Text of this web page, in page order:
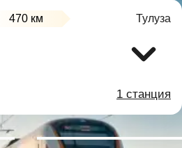
470 км Тулуза
1 станция